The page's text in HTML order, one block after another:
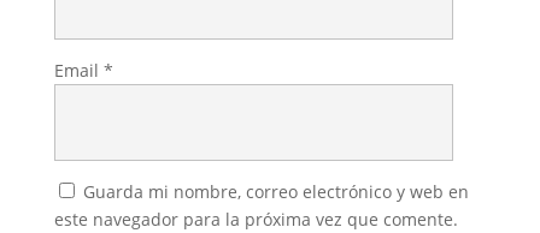
Email *
Guarda mi nombre, correo electrónico y web en
este navegador para la próxima vez que comente.